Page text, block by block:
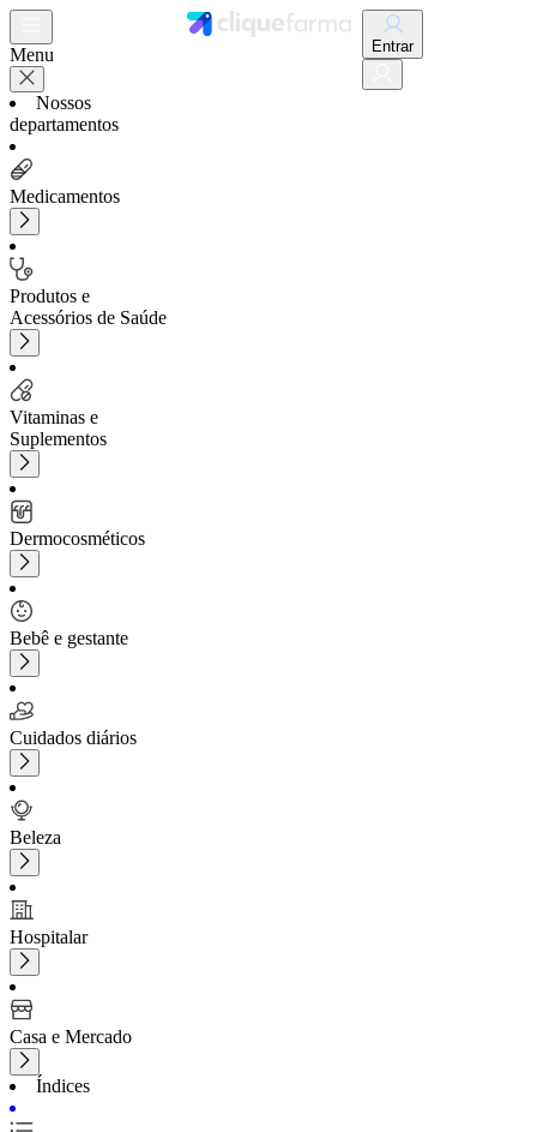
Menu
Nossos
departamentos
Medicamentos
Produtos e
Acessórios de Saúde
Vitaminas e
Suplementos
Dermocosméticos
Bebê e gestante
Cuidados diários
Beleza
Hospitalar
Casa e Mercado
Índices
Entrar